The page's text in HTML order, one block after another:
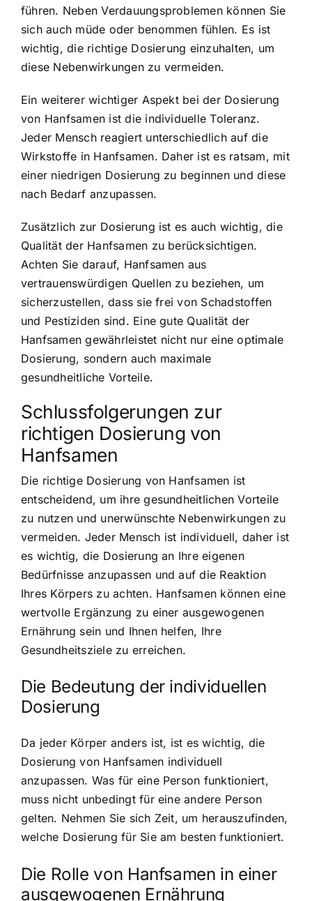
führen. Neben Verdauungsproblemen können Sie
sich auch müde oder benommen fühlen. Es ist
wichtig, die richtige Dosierung einzuhalten, um
diese Nebenwirkungen zu vermeiden.
Ein weiterer wichtiger Aspekt bei der Dosierung
von Hanfsamen ist die individuelle Toleranz.
Jeder Mensch reagiert unterschiedlich auf die
Wirkstoffe in Hanfsamen. Daher ist es ratsam, mit
einer niedrigen Dosierung zu beginnen und diese
nach Bedarf anzupassen.
Zusätzlich zur Dosierung ist es auch wichtig, die
Qualität der Hanfsamen zu berücksichtigen.
Achten Sie darauf, Hanfsamen aus
vertrauenswürdigen Quellen zu beziehen, um
sicherzustellen, dass sie frei von Schadstoffen
und Pestiziden sind. Eine gute Qualität der
Hanfsamen gewährleistet nicht nur eine optimale
Dosierung, sondern auch maximale
gesundheitliche Vorteile.
Schlussfolgerungen zur
richtigen Dosierung von
Hanfsamen
Die richtige Dosierung von Hanfsamen ist
entscheidend, um ihre gesundheitlichen Vorteile
zu nutzen und unerwünschte Nebenwirkungen zu
vermeiden. Jeder Mensch ist individuell, daher ist
es wichtig, die Dosierung an Ihre eigenen
Bedürfnisse anzupassen und auf die Reaktion
Ihres Körpers zu achten. Hanfsamen können eine
wertvolle Ergänzung zu einer ausgewogenen
Ernährung sein und Ihnen helfen, Ihre
Gesundheitsziele zu erreichen.
Die Bedeutung der individuellen
Dosierung
Da jeder Körper anders ist, ist es wichtig, die
Dosierung von Hanfsamen individuell
anzupassen. Was für eine Person funktioniert,
muss nicht unbedingt für eine andere Person
gelten. Nehmen Sie sich Zeit, um herauszufinden,
welche Dosierung für Sie am besten funktioniert.
Die Rolle von Hanfsamen in einer
ausgewogenen Ernährung